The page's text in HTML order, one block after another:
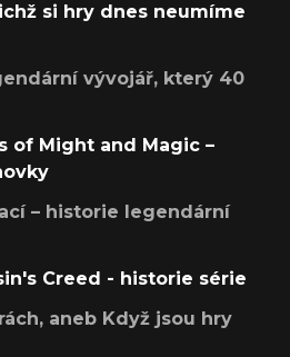
si hry dnes neumíme
vývojář, který 40
of Might and Magic –
– historie legendární
Creed - historie série
aneb Když jsou hry